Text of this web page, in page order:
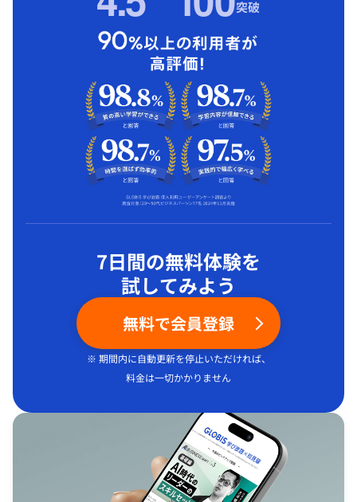
突破
7日間の無料体験を
試してみよう
無料で会員登録
※ 期間内に自動更新を停止いただければ、
料金は一切かかりません